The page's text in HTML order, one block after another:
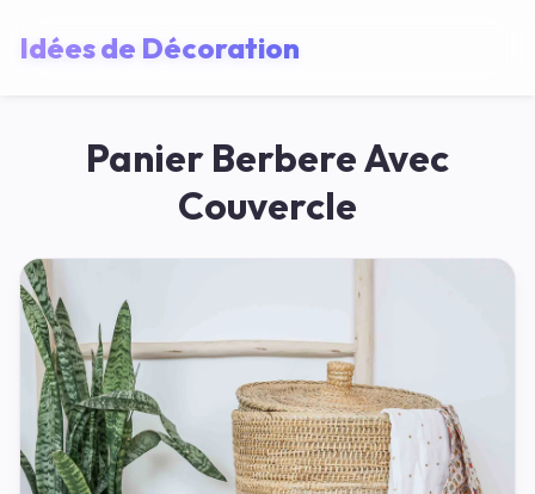
Idées de Décoration
Panier Berbere Avec
Couvercle